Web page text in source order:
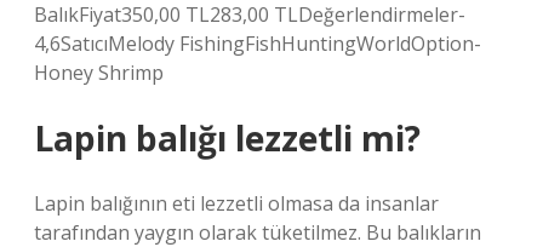
BalıkFiyat350,00 TL283,00 TLDeğerlendirmeler-
4,6SatıcıMelody FishingFishHuntingWorldOption-
Honey Shrimp
Lapin balığı lezzetli mi?
Lapin balığının eti lezzetli olmasa da insanlar
tarafından yaygın olarak tüketilmez. Bu balıkların